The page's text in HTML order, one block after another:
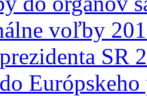
voľby
SR
Európskeho